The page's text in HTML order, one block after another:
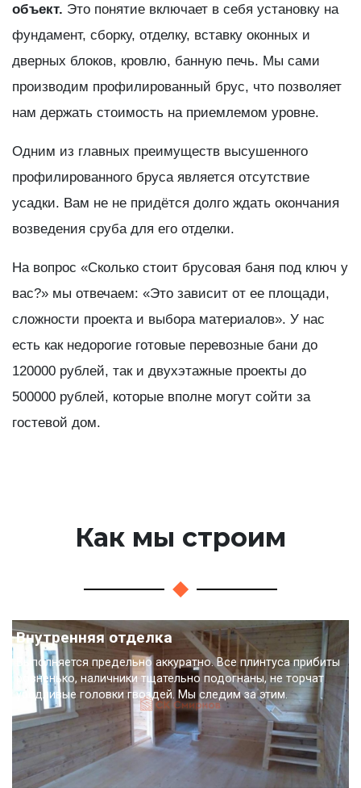
объект. Это понятие включает в себя установку на
фундамент, сборку, отделку, вставку оконных и
дверных блоков, кровлю, банную печь. Мы сами
производим профилированный брус, что позволяет
нам держать стоимость на приемлемом уровне.
Одним из главных преимуществ высушенного
профилированного бруса является отсутствие
усадки. Вам не не придётся долго ждать окончания
возведения сруба для его отделки.
На вопрос «Сколько стоит брусовая баня под ключ у
вас?» мы отвечаем: «Это зависит от ее площади,
сложности проекта и выбора материалов». У нас
есть как недорогие готовые перевозные бани до
120000 рублей, так и двухэтажные проекты до
500000 рублей, которые вполне могут сойти за
гостевой дом.
Как мы строим
Внутренняя отделка
Выполняется предельно аккуратно. Все плинтуса прибиты
ровненько, наличники тщательно подогнаны, не торчат
уродливые головки гвоздей. Мы следим за этим.